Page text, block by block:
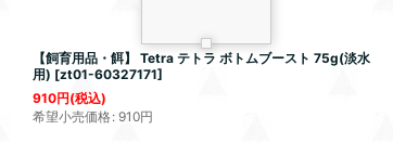
【飼育用品・餌】 Tetra テトラ ボトムブースト 75g(淡水
用) [zt01-60327171]
910円(税込)
希望小売価格: 910円